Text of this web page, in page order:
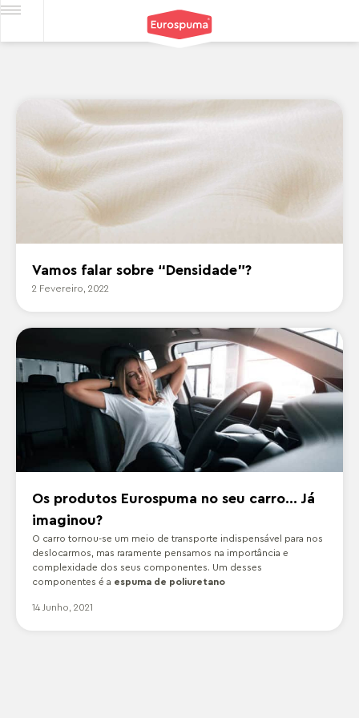
Vamos falar sobre “Densidade”?
2 Fevereiro, 2022
Os produtos Eurospuma no seu carro… Já
imaginou?
O carro tornou-se um meio de transporte indispensável para nos
deslocarmos, mas raramente pensamos na importância e
complexidade dos seus componentes. Um desses
componentes é a espuma de poliuretano
14 Junho, 2021